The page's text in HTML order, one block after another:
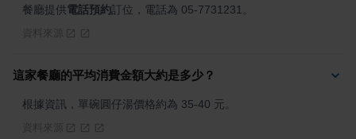
餐廳提供電話預約訂位，電話為 05-7731231。
這家餐廳的平均消費金額大約是多少？
根據資訊，單碗圓仔湯價格約為 35-40 元。